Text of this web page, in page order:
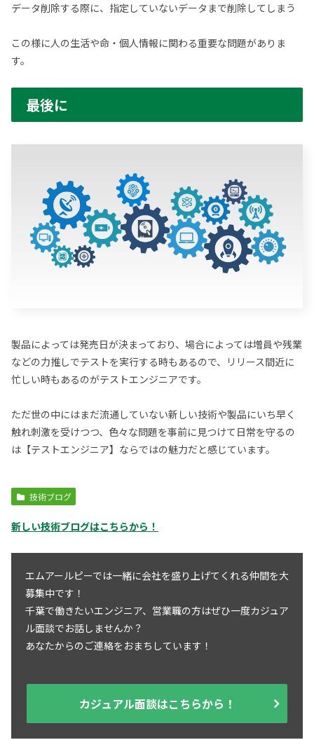
データ削除する際に、指定していないデータまで削除してしまう
この様に人の生活や命・個人情報に関わる重要な問題がありま
す。
最後に
製品によっては発売日が決まっており、場合によっては増員や残業
などの力推しでテストを実行する時もあるので、リリース間近に
忙しい時もあるのがテストエンジニアです。
ただ世の中にはまだ流通していない新しい技術や製品にいち早く
触れ刺激を受けつつ、色々な問題を事前に見つけて日常を守るの
は【テストエンジニア】ならではの魅力だと感じています。
技術ブログ
新しい技術ブログはこちらから！
エムアールピーでは一緒に会社を盛り上げてくれる仲間を大
募集中です！
千葉で働きたいエンジニア、営業職の方はぜひ一度カジュア
ル面談でお話しませんか？
あなたからのご連絡をおまちしています！
カジュアル面談はこちらから！